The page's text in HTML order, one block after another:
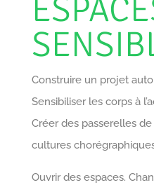
Construire un projet
Sensibiliser les corps à
Créer des passerelles
cultures
Ouvrir des espaces.